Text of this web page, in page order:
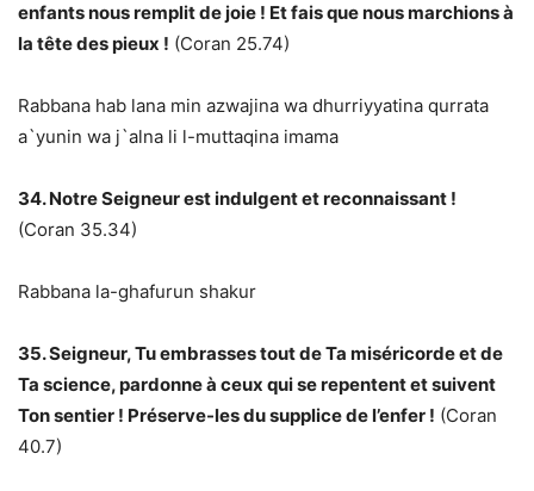
enfants nous remplit de joie ! Et fais que nous marchions à
la tête des pieux ! (Coran 25.74)
Rabbana hab lana min azwajina wa dhurriyyatina qurrata
a`yunin wa j`alna li l-muttaqina imama
34. Notre Seigneur est indulgent et reconnaissant !
(Coran 35.34)
Rabbana la-ghafurun shakur
35. Seigneur, Tu embrasses tout de Ta miséricorde et de
Ta science, pardonne à ceux qui se repentent et suivent
Ton sentier ! Préserve-les du supplice de l’enfer ! (Coran
40.7)